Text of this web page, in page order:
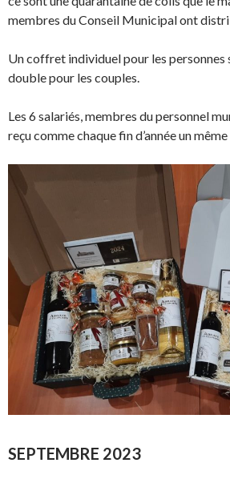
membres du Conseil Municipal ont
Un coffret individuel pour les personnes
double pour les couples.
Les 6 salariés, membres du personnel
reçu comme chaque fin d’année un
SEPTEMBRE 2023